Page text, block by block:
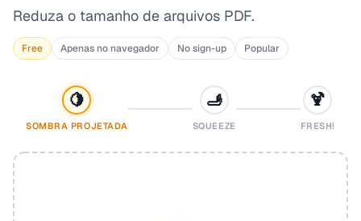
Reduza o tamanho de arquivos PDF.
Free Apenas no navegador No sign-up Popular
🍋
SOMBRA PROJETADA
🫸
SQUEEZE
🍹
FRESH!